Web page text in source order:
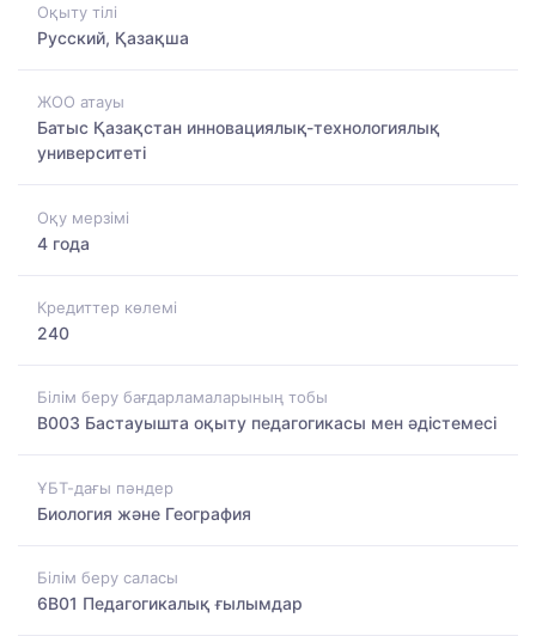
Оқыту тілі
Русский, Қазақша
ЖОО атауы
Батыс Қазақстан инновациялық-технологиялық
университеті
Оқу мерзімі
4 года
Кредиттер көлемі
240
Білім беру бағдарламаларының тобы
B003 Бастауышта оқыту педагогикасы мен әдістемесі
ҰБТ-дағы пәндер
Биология және География
Білім беру саласы
6B01 Педагогикалық ғылымдар